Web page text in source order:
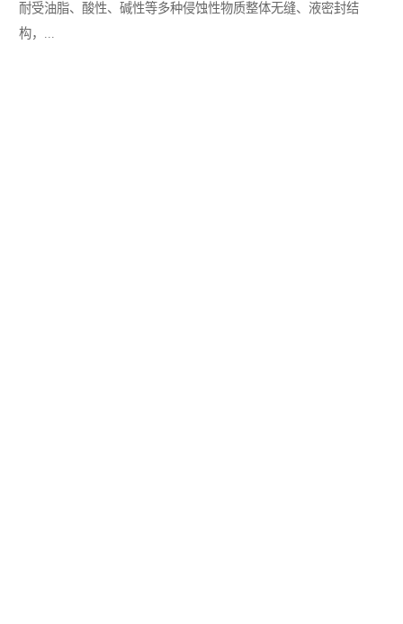
耐受油脂、酸性、碱性等多种侵蚀性物质整体无缝、液密封结
构，...